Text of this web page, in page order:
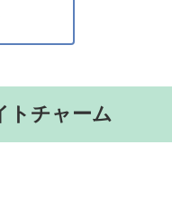
トチャーム